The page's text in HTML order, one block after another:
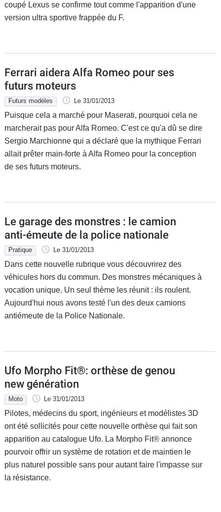
coupé Lexus se confirme tout comme l'apparition d'une
version ultra sportive frappée du F.
Ferrari aidera Alfa Romeo pour ses
futurs moteurs
Futurs modèles Le 31/01/2013
Puisque cela a marché pour Maserati, pourquoi cela ne
marcherait pas pour Alfa Romeo. C'est ce qu'a dû se dire
Sergio Marchionne qui a déclaré que la mythique Ferrari
allait prêter main-forte à Alfa Romeo pour la conception
de ses futurs moteurs.
Le garage des monstres : le camion
anti-émeute de la police nationale
Pratique Le 31/01/2013
Dans cette nouvelle rubrique vous découvrirez des
véhicules hors du commun. Des monstres mécaniques à
vocation unique. Un seul thème les réunit : ils roulent.
Aujourd'hui nous avons testé l'un des deux camions
antiémeute de la Police Nationale.
Ufo Morpho Fit®: orthèse de genou
new génération
Moto Le 31/01/2013
Pilotes, médecins du sport, ingénieurs et modélistes 3D
ont été sollicités pour cette nouvelle orthèse qui fait son
apparition au catalogue Ufo. La Morpho Fit® annonce
pourvoir offrir un système de rotation et de maintien le
plus naturel possible sans pour autant faire l'impasse sur
la résistance.